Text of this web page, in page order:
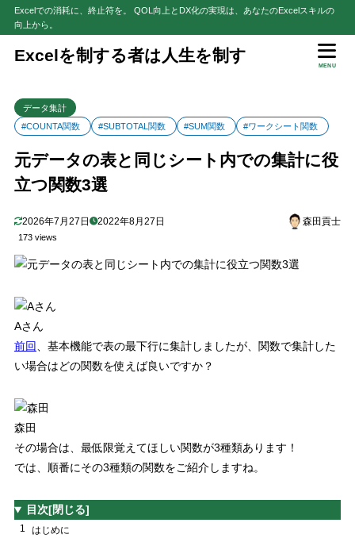
Excelでの消耗に、終止符を。 QOL向上とDX化の実現は、あなたのExcelスキルの
向上から。
Excelを制する者は人生を制す
MENU
データ集計
#COUNTA関数
#SUBTOTAL関数 #SUM関数 #ワークシート関数
元データの表と同じシート内での集計に役
立つ関数3選
2026年7月27日 2022年8月27日 森田貢士
173 views
Aさん
前回、基本機能で表の最下行に集計しましたが、関数で集計した
い場合はどの関数を使えば良いですか？
森田
その場合は、 最低限覚えてほしい関数が3種類あります！
では、順番にその3種類の関数をご紹介しますね。
目次[閉じる]
1 はじめに
目次
2 シンプルな集計で済む場合は元データの表の最下行で集計しても
OK
3 【関数1】SUM
4 【関数2】COUNTA
6 【注意】表にレコード追加がある場合の2つのポイント
6.1 【Point1】集計結果は表の右側などに配置する
7 さいごに